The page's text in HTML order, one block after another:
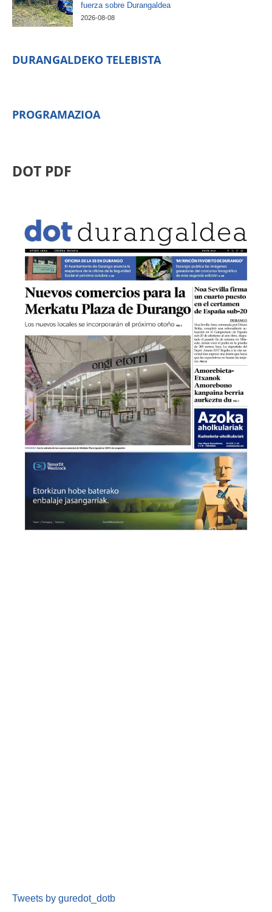
fuerza sobre Durangaldea
2026-08-08
DURANGALDEKO TELEBISTA
PROGRAMAZIOA
DOT PDF
Tweets by guredot_dotb